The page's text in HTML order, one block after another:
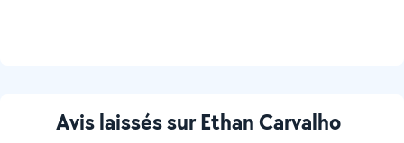
Avis laissés sur Ethan Carvalho